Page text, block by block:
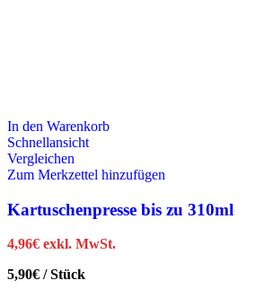
In den Warenkorb
Schnellansicht
Vergleichen
Zum Merkzettel hinzufügen
Kartuschenpresse bis zu 310ml
4,96€ exkl. MwSt.
5,90€ /Stück